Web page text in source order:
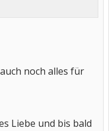
noch alles für
Liebe und bis bald